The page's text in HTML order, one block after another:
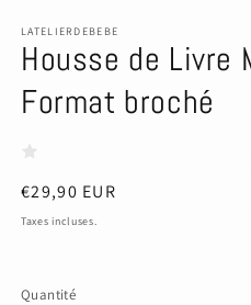
média
1
dans
fenêtre
modale
LATELIERDEBEBE
Housse de Livre
Format broché
Prix
habituel
€29,90 EUR
Taxes incluses.
Quantité